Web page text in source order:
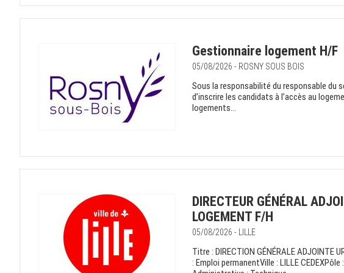
Gestionnaire logement H/F
05/08/2026 - ROSNY SOUS BOIS
Sous la responsabilité du responsable du
d’inscrire les candidats à l’accès au
logements...
DIRECTEUR GÉNÉRAL
LOGEMENT F/H
05/08/2026 - LILLE
Titre : DIRECTION GÉNÉRALE ADJOINTE
: Emploi permanentVille : LILLE